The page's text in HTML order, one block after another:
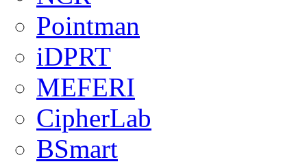
Pointman
iDPRT
MEFERI
CipherLab
BSmart